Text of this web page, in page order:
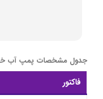
جدول مشخصات پمپ آب
فاکتور